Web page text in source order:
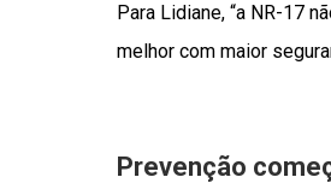
Para Lidiane, “a NR-17
melhor com maior
Prevenção